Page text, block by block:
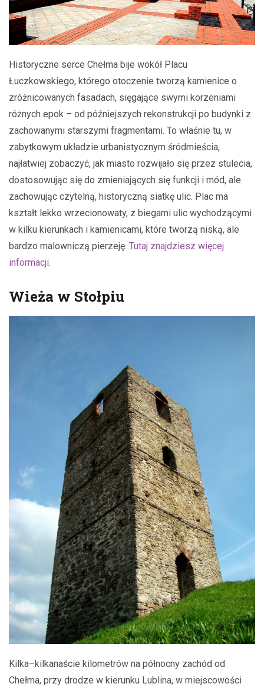
Historyczne serce Chełma bije wokół Placu
Łuczkowskiego, którego otoczenie tworzą kamienice o
zróżnicowanych fasadach, sięgające swymi korzeniami
różnych epok – od późniejszych rekonstrukcji po budynki z
zachowanymi starszymi fragmentami. To właśnie tu, w
zabytkowym układzie urbanistycznym śródmieścia,
najłatwiej zobaczyć, jak miasto rozwijało się przez stulecia,
dostosowując się do zmieniających się funkcji i mód, ale
zachowując czytelną, historyczną siatkę ulic. Plac ma
kształt lekko wrzecionowaty, z biegami ulic wychodzącymi
w kilku kierunkach i kamienicami, które tworzą niską, ale
bardzo malowniczą pierzeję. Tutaj znajdziesz więcej
informacji.
Wieża w Stołpiu
Kilka–kilkanaście kilometrów na północny zachód od
Chełma, przy drodze w kierunku Lublina, w miejscowości